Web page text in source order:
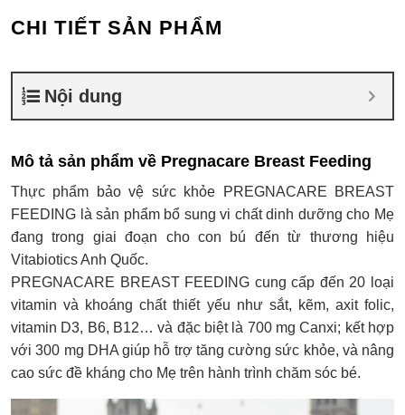
CHI TIẾT SẢN PHẨM
Nội dung
Mô tả sản phẩm về Pregnacare Breast Feeding
Thực phẩm bảo vệ sức khỏe PREGNACARE BREAST
FEEDING là sản phẩm bổ sung vi chất dinh dưỡng cho Mẹ
đang trong giai đoạn cho con bú đến từ thương hiệu
Vitabiotics Anh Quốc.
PREGNACARE BREAST FEEDING cung cấp đến 20 loại
vitamin và khoáng chất thiết yếu như sắt, kẽm, axit folic,
vitamin D3, B6, B12… và đặc biệt là 700 mg Canxi; kết hợp
với 300 mg DHA giúp hỗ trợ tăng cường sức khỏe, và nâng
cao sức đề kháng cho Mẹ trên hành trình chăm sóc bé.